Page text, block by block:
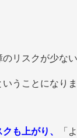
リスクが少な
うことになりま
も上がり、
「